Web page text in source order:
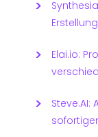
Elai.io: